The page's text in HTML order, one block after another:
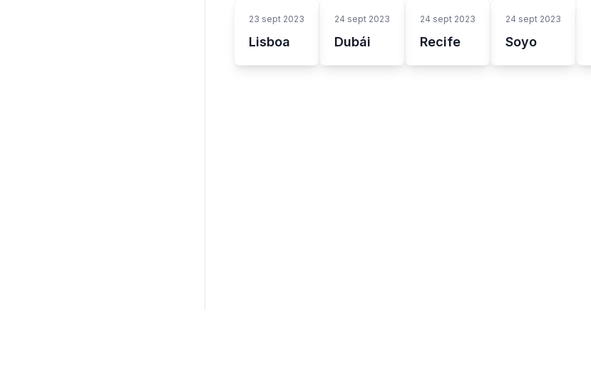
23 sept 2023
Lisboa
24 sept 2023
Dubái
24 sept 2023
Recife
24 sept 2023
Soyo